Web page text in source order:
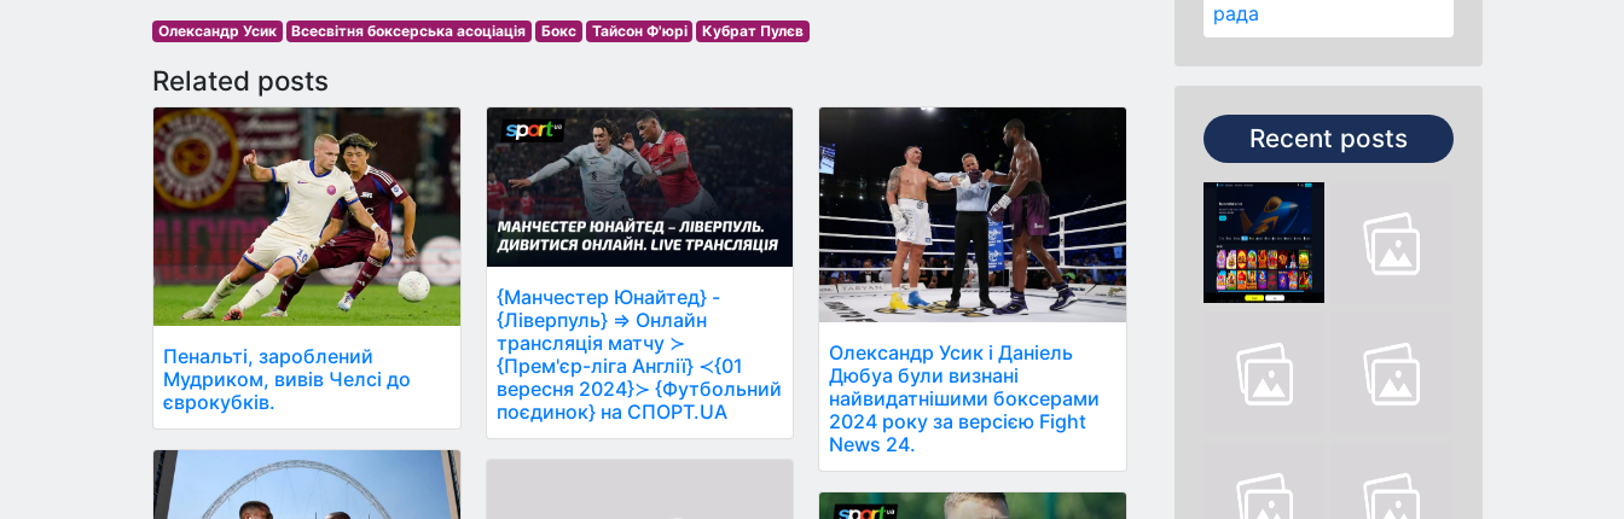
рада
Recent posts
Олександр Усик Всесвітня боксерська асоціація Бокс Тайсон Ф'юрі Кубрат Пулєв
Related posts
Пенальті, зароблений
Мудриком, вивів Челсі до
єврокубків.
{Манчестер Юнайтед} -
{Ліверпуль} ⇒ Онлайн
трансляція матчу ≻
{Прем'єр-ліга Англії} ≺{01
вересня 2024}≻ {Футбольний
поєдинок} на СПОРТ.UA
Олександр Усик і Даніель
Дюбуа були визнані
найвидатнішими боксерами
2024 року за версією Fight
News 24.